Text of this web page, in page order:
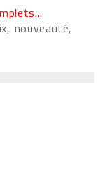
nouveauté,